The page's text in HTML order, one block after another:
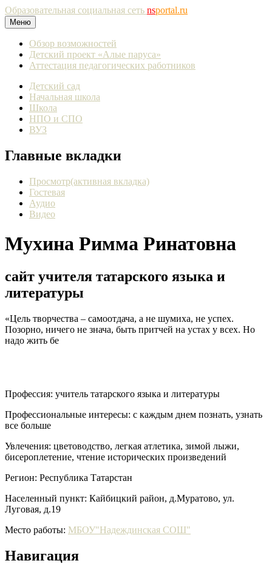
Образовательная социальная сеть nsportal.ru
Меню
Обзор возможностей
Детский проект «Алые паруса»
Аттестация педагогических работников
Детский сад
Начальная школа
Школа
НПО и СПО
ВУЗ
Главные вкладки
Просмотр(активная вкладка)
Гостевая
Аудио
Видео
Мухина Римма Ринатовна
сайт учителя татарского языка и
литературы
«Цель творчества – самоотдача, а не шумиха, не успех.
Позорно, ничего не знача, быть притчей на устах у всех. Но
надо жить бе
Профессия: учитель татарского языка и литературы
Профессиональные интересы: с каждым днем познать, узнать
все больше
Увлечения: цветоводство, легкая атлетика, зимой лыжи,
бисероплетение, чтение исторических произведений
Регион: Республика Татарстан
Населенный пункт: Кайбицкий район, д.Муратово, ул.
Луговая, д.19
Место работы: МБОУ"Надеждинская СОШ"
Навигация